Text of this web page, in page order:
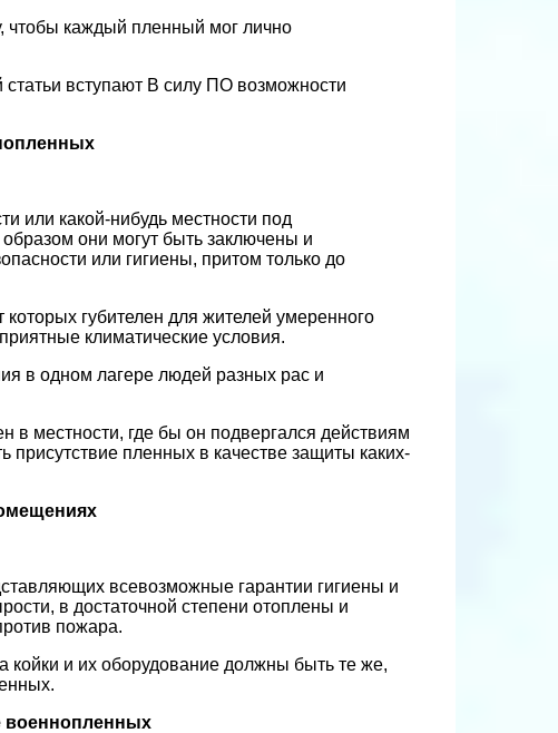
чтобы каждый пленный мог лично
вступают В силу ПО возможности
или какой-нибудь местности под
они могут быть заключены и
или гигиены, притом только до
губителен для жителей умеренного
климатические условия.
в одном лагере людей разных рас и
в местности, где бы он подвергался действиям
пленных в качестве защиты каких-
всевозможные гарантии гигиены и
в достаточной степени отоплены и
пожара.
и их оборудование должны быть те же,
военнопленных